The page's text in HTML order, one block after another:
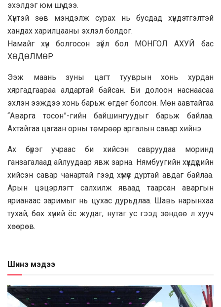
эхэлдэг юм шүү дээ.
Хүнтэй зөв мэндэлж сурах нь бусдад хүндэтгэлтэй
хандах харилцааны эхлэл болдог.
Намайг хүн болгосон зүйл бол МОНГОЛ АХУЙ бас
ХӨДӨЛМӨР.
Ээж маань зуны цагт тууврын хонь хурдан
хяргадгаараа алдартай байсан. Би долоон наснаасаа
эхлэн ээждээ хонь барьж өгдөг болсон. Мөн аавтайгаа
“Аварга тосон”-гийн байшингуудыг барьж байлаа.
Ахтайгаа цагаан орны төмрөөр аргалын савар хийнэ.
Ах бүрэг учраас би хийсэн савруудаа моринд
ганзагалаад айлуудаар явж зарна. Нямбуугийн хүүхдүүдийн
хийсэн савар чанартай гээд хүмүүс дуртай авдаг байлаа.
Арын цэцэрлэгт салхилж яваад таарсан аваргын
ярианаас заримыг нь цухас дурьдлаа. Шавь нарынхаа
тухай, бөх хүний ёс жудаг, нутаг ус гээд зөндөө л хууч
хөөрөв.
Шинэ мэдээ